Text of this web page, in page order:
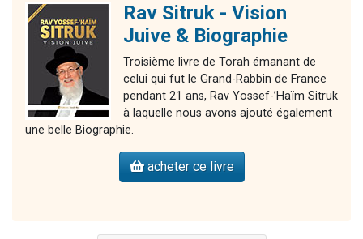
Rav Sitruk - Vision
Juive & Biographie
Troisième livre de Torah émanant de
celui qui fut le Grand-Rabbin de France
pendant 21 ans, Rav Yossef-’Haïm Sitruk
à laquelle nous avons ajouté également
une belle Biographie.
acheter ce livre